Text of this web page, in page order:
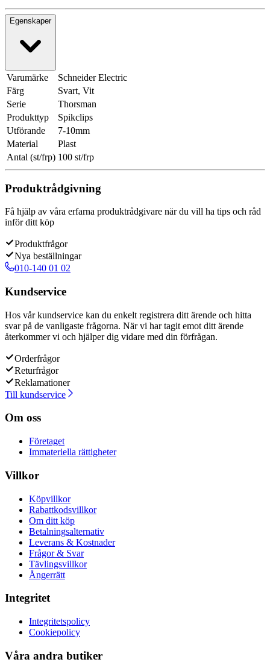
Egenskaper
Varumärke
Schneider Electric
Färg
Svart, Vit
Serie
Thorsman
Produkttyp
Spikclips
Utförande
7-10mm
Material
Plast
Antal (st/frp) 100 st/frp
Produktrådgivning
Få hjälp av våra erfarna produktrådgivare när du vill ha tips och råd
inför ditt köp
Produktfrågor
Nya beställningar
010-140 01 02
Kundservice
Hos vår kundservice kan du enkelt registrera ditt ärende och hitta
svar på de vanligaste frågorna. När vi har tagit emot ditt ärende
återkommer vi och hjälper dig vidare med din förfrågan.
Orderfrågor
Returfrågor
Reklamationer
Till kundservice
Om oss
Företaget
Immateriella rättigheter
Villkor
Köpvillkor
Rabattkodsvillkor
Om ditt köp
Betalningsalternativ
Leverans & Kostnader
Frågor & Svar
Tävlingsvillkor
Ångerrätt
Integritet
Integritetspolicy
Cookiepolicy
Våra andra butiker